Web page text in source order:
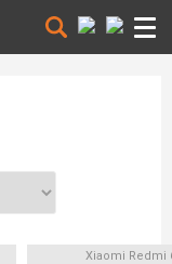
Xiaomi Redmi